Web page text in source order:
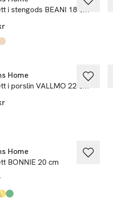
i stengods BEANI 18 cm
finns i färgerna:
,,
Home
i porslin VALLMO 22 cm
finns i färgerna:
Home
BONNIE 20 cm
finns i färgerna:
,,